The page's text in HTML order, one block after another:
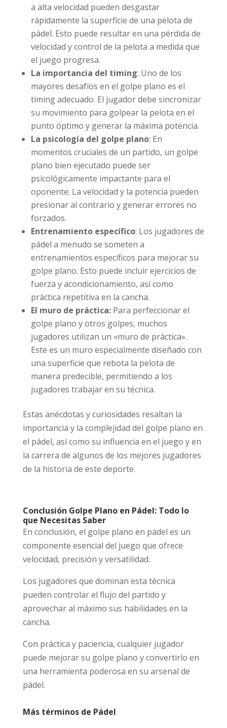
a alta velocidad pueden desgastar
rápidamente la superficie de una pelota de
pádel. Esto puede resultar en una pérdida de
velocidad y control de la pelota a medida que
el juego progresa.
La importancia del timing: Uno de los
mayores desafíos en el golpe plano es el
timing adecuado. El jugador debe sincronizar
su movimiento para golpear la pelota en el
punto óptimo y generar la máxima potencia.
La psicología del golpe plano: En
momentos cruciales de un partido, un golpe
plano bien ejecutado puede ser
psicológicamente impactante para el
oponente. La velocidad y la potencia pueden
presionar al contrario y generar errores no
forzados.
Entrenamiento específico: Los jugadores de
pádel a menudo se someten a
entrenamientos específicos para mejorar su
golpe plano. Esto puede incluir ejercicios de
fuerza y acondicionamiento, así como
práctica repetitiva en la cancha.
El muro de práctica:Para perfeccionar el
golpe plano y otros golpes, muchos
jugadores utilizan un «muro de práctica».
Este es un muro especialmente diseñado con
una superficie que rebota la pelota de
manera predecible, permitiendo a los
jugadores trabajar en su técnica.
Estas anécdotas y curiosidades resaltan la
importancia y la complejidad del golpe plano en
el pádel, así como su influencia en el juego y en
la carrera de algunos de los mejores jugadores
de la historia de este deporte.
Conclusión Golpe Plano en Pádel: Todo lo
que Necesitas Saber
En conclusión, el golpe plano en pádel es un
componente esencial del juego que ofrece
velocidad, precisión y versatilidad.
Los jugadores que dominan esta técnica
pueden controlar el flujo del partido y
aprovechar al máximo sus habilidades en la
cancha.
Con práctica y paciencia, cualquier jugador
puede mejorar su golpe plano y convertirlo en
una herramienta poderosa en su arsenal de
pádel.
Más términos de Pádel